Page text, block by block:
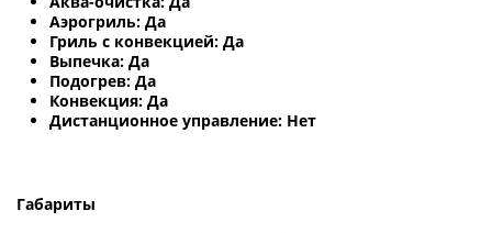
Аэрогриль: Да
Гриль с конвекцией: Да
Выпечка: Да
Подогрев: Да
Конвекция: Да
Дистанционное управление: Нет
Габариты